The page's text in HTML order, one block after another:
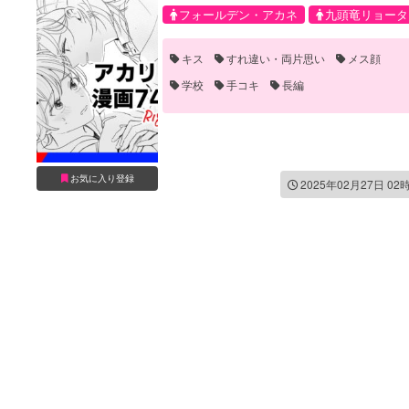
お気に入り登録
フォールデン・アカネ 九頭竜リョータ
キス すれ違い・両片思い
メス顔
学校
手コキ 長編
2025年02月27日 02